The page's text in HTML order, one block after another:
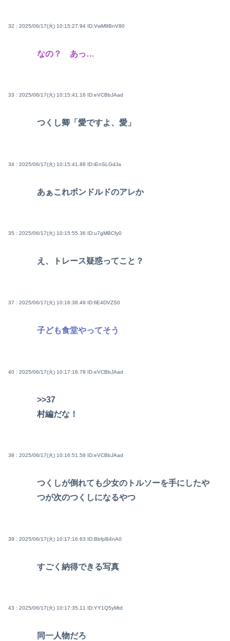
32 : 2025/06/17(火) 10:15:27.94 ID:VwM9BnV80
なの？ あっ…
33 : 2025/06/17(火) 10:15:41.16 ID:eVCBbJAad
つくし卿「愛ですよ、愛」
34 : 2025/06/17(火) 10:15:41.88 ID:iEnSLGdJa
あぁこれボンドルドのアレか
35 : 2025/06/17(火) 10:15:55.36 ID:u7gMBCfy0
え、トレース疑惑ってこと？
37 : 2025/06/17(火) 10:16:38.49 ID:fiE4DVZS0
子ども食堂やってそう
40 : 2025/06/17(火) 10:17:16.78 ID:eVCBbJAad
>>37
村編だな！
38 : 2025/06/17(火) 10:16:51.58 ID:eVCBbJAad
つくしが倒れても少女のトルソーを手にしたや
つが次のつくしになるやつ
39 : 2025/06/17(火) 10:17:16.63 ID:BbfpB4nA0
すごく納得できる写真
43 : 2025/06/17(火) 10:17:35.11 ID:YY1Q5yMtd
同一人物だろ